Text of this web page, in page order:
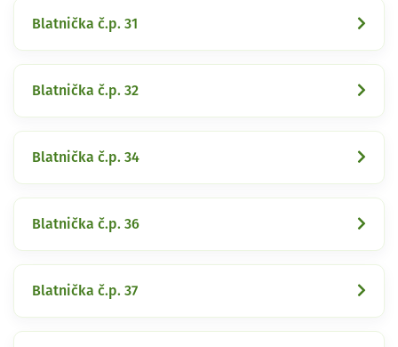
Blatnička č.p. 31
Blatnička č.p. 32
Blatnička č.p. 34
Blatnička č.p. 36
Blatnička č.p. 37